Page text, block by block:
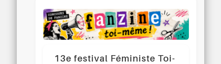
13e festival Féministe Toi-